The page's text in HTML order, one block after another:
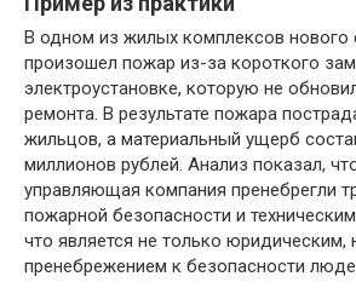
В одном из жилых комплексов нового
произошел пожар из-за короткого
электроустановке, которую не
ремонта. В результате пожара
жильцов, а материальный ущерб
миллионов рублей. Анализ показал,
управляющая компания пренебрегли
пожарной безопасности и
что является не только
пренебрежением к безопасности